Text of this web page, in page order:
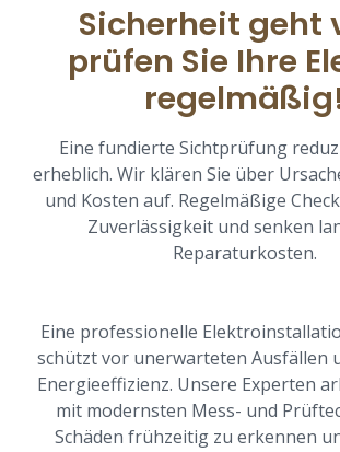
Sicherheit geht
prüfen Sie Ihre
Eine fundierte Sichtprüfung
erheblich. Wir klären Sie über
und Kosten auf. Regelmäßige
Zuverlässigkeit und senken
Reparaturkosten.
Eine professionelle
schützt vor unerwarteten Ausfällen
Energieeffizienz. Unsere Experten
mit modernsten Mess- und
Schäden frühzeitig zu erkennen